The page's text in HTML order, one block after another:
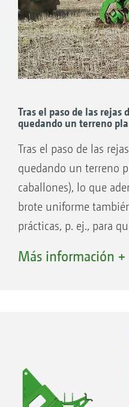
Brazo superior
reja en posición
Brazo superior
reja «replegado»
Tras el paso de las rejas
quedando un terreno
Tras el paso de las
quedando un terreno
caballones), lo que
brote uniforme
prácticas, p. ej., para
de pulverización) y las
Más información +